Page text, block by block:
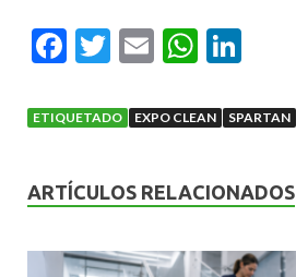
F
e
o
o
k
T
itt
E
ai
W
at
A
p
p
ke
n
ETIQUETADO EXPO CLEAN SPARTAN
ARTÍCULOS RELACIONADOS